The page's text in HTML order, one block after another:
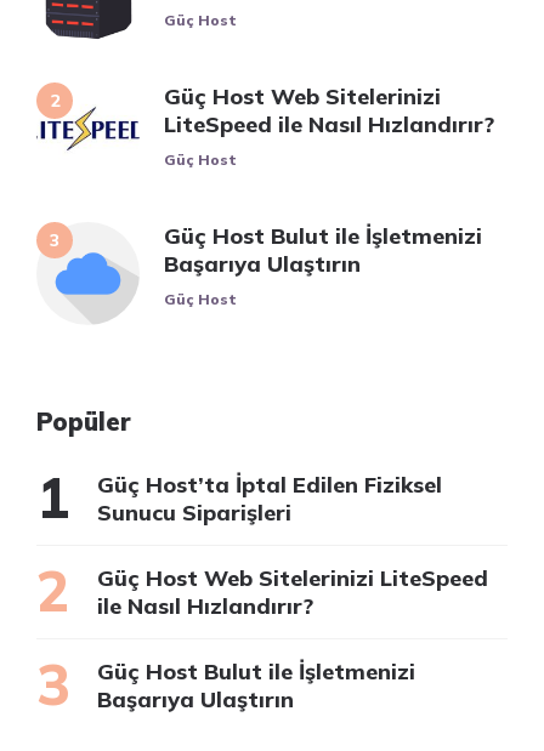
Posted
Güç Host
Güç Host Web Sitelerinizi
LiteSpeed ile Nasıl Hızlandırır?
Posted
Güç Host
Güç Host Bulut ile İşletmenizi
Başarıya Ulaştırın
Posted
Güç Host
Popüler
Güç Host’ta İptal Edilen Fiziksel
Sunucu Siparişleri
Güç Host Web Sitelerinizi LiteSpeed
ile Nasıl Hızlandırır?
Güç Host Bulut ile İşletmenizi
Başarıya Ulaştırın